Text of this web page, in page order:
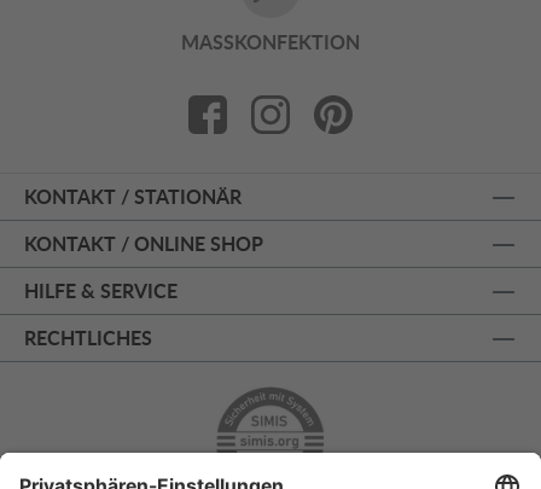
MASSKONFEKTION
KONTAKT / STATIONÄR
KONTAKT / ONLINE SHOP
HILFE & SERVICE
RECHTLICHES